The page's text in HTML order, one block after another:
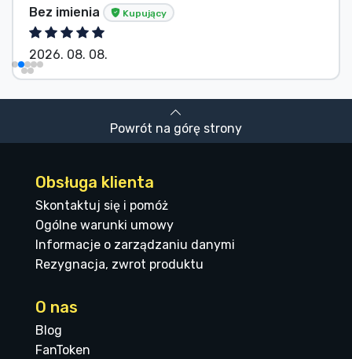
Bez imienia Kupujący
2026. 08. 08.
Powrót na górę strony
Obsługa klienta
Skontaktuj się i pomóż
Ogólne warunki umowy
Informacje o zarządzaniu danymi
Rezygnacja, zwrot produktu
O nas
Blog
FanToken